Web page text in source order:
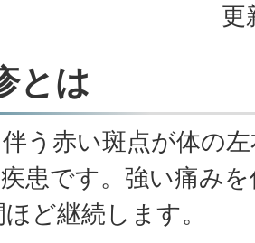
更
とは
う赤い斑点が体の
患です。強い痛み
ど継続します。